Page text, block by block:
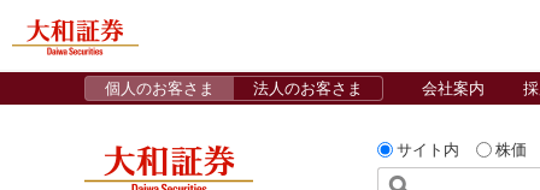
サイト内 株価
個人のお客さま 法人のお客さま 会社案内